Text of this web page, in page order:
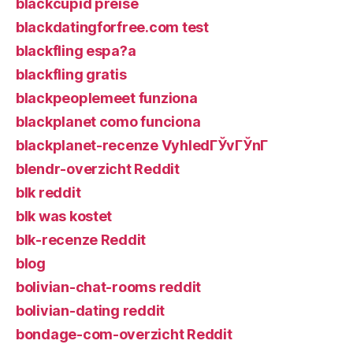
blackdatingforfree.com test
blackfling espa?a
blackfling gratis
blackpeoplemeet funziona
blackplanet como funciona
blackplanet-recenze VyhledГЎvГЎnГ­
blendr-overzicht Reddit
blk reddit
blk was kostet
blk-recenze Reddit
blog
bolivian-chat-rooms reddit
bolivian-dating reddit
bondage-com-overzicht Reddit